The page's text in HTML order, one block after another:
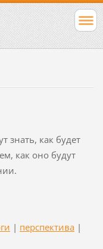
знать, как будет
как оно будут
| перспектива |